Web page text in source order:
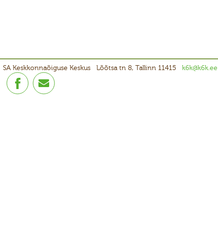
SA Keskkonnaõiguse Keskus Lõõtsa tn 8, Tallinn 11415 k6k@k6k.ee